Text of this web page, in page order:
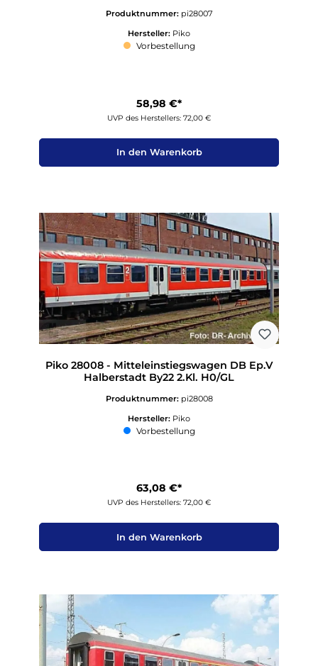
Produktnummer: pi28007
Hersteller: Piko
Vorbestellung
58,98 €*
UVP des Herstellers: 72,00 €
In den Warenkorb
Piko 28008 - Mitteleinstiegswagen DB Ep.V
Halberstadt By22 2.Kl. H0/GL
Produktnummer: pi28008
Hersteller: Piko
Vorbestellung
63,08 €*
UVP des Herstellers: 72,00 €
In den Warenkorb